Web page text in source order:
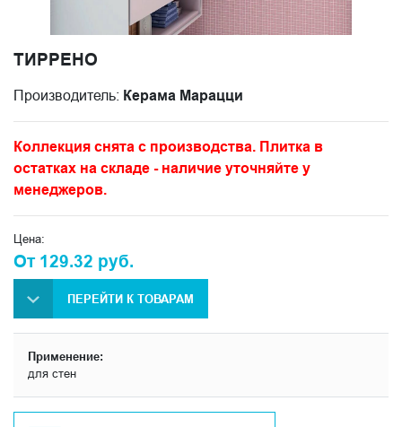
ТИРРЕНО
Производитель: Керама Марацци
Коллекция снята с производства. Плитка в
остатках на складе - наличие уточняйте у
менеджеров.
Цена:
От 129.32 руб.
ПЕРЕЙТИ К ТОВАРАМ
Применение:
для стен